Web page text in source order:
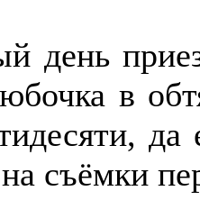
день
в
да
съёмки